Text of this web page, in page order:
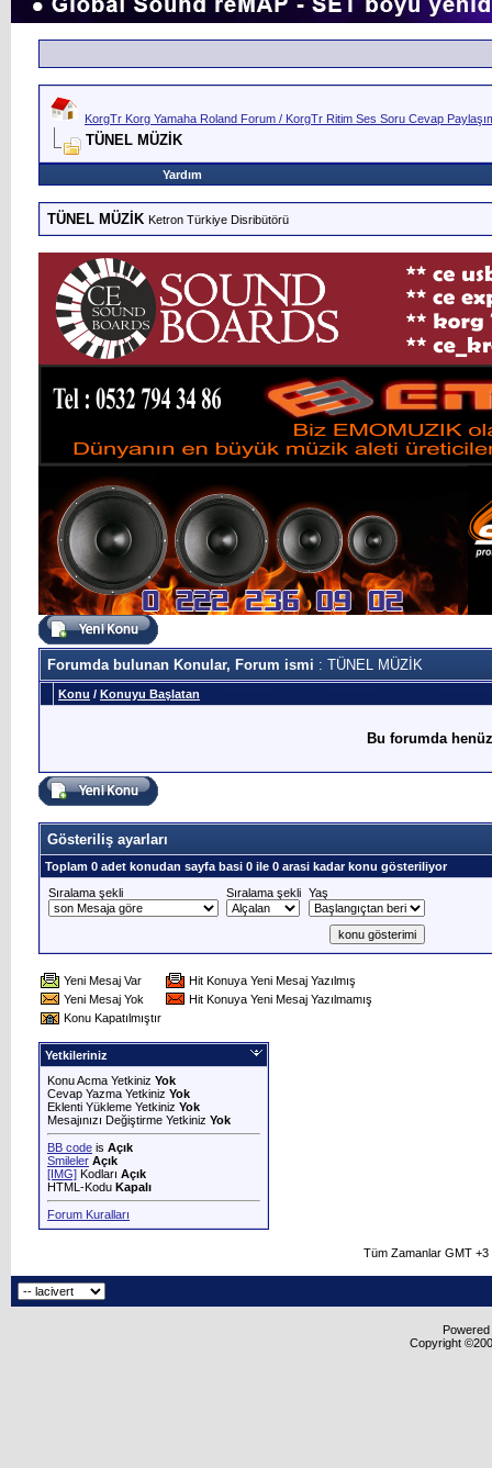
KorgTr Korg Yamaha Roland Forum / KorgTr Ritim Ses Soru Cevap
TÜNEL MÜZİK
Yardım
TÜNEL MÜZİK Ketron Türkiye Disribütörü
Forumda bulunan Konular, Forum ismi : TÜNEL MÜZİK
Konu / Konuyu Başlatan
Bu forumda
Gösteriliş ayarları
Toplam 0 adet konudan sayfa basi 0 ile 0 arasi kadar konu gösteriliyor
Sıralama şekli
Sıralama şekli Yaş
Yeni Mesaj Var
Hit Konuya Yeni Mesaj Yazılmış
Yeni Mesaj Yok
Hit Konuya Yeni Mesaj Yazılmamış
Konu Kapatılmıştır
Yetkileriniz
Konu Acma Yetkiniz Yok
Cevap Yazma Yetkiniz Yok
Eklenti Yükleme Yetkiniz Yok
Mesajınızı Değiştirme Yetkiniz Yok
BB code is Açık
Smileler Açık
[IMG] Kodları Açık
HTML-Kodu Kapalı
Forum Kuralları
Tüm Zamanlar GMT
Copyright